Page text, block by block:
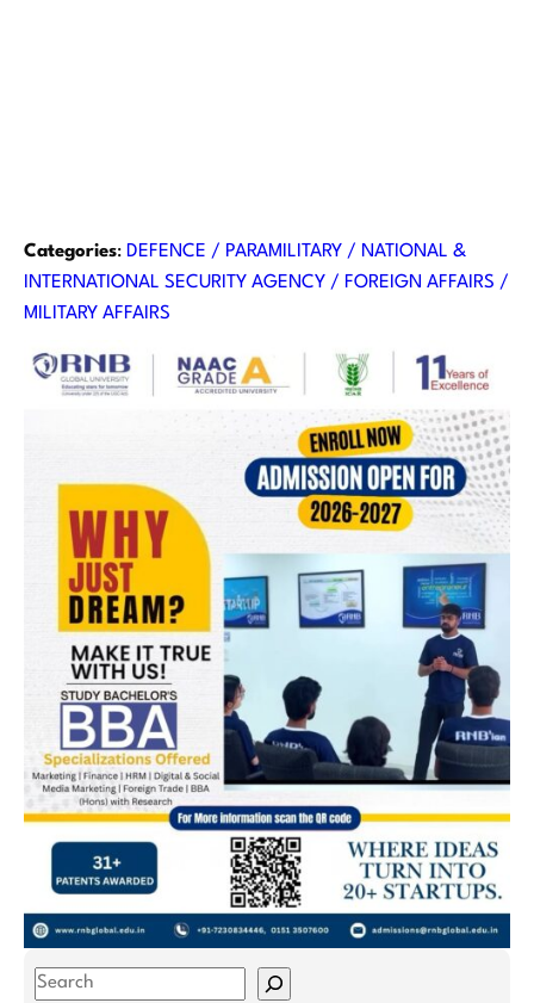
Categories: DEFENCE / PARAMILITARY / NATIONAL &
INTERNATIONAL SECURITY AGENCY / FOREIGN AFFAIRS /
MILITARY AFFAIRS
S